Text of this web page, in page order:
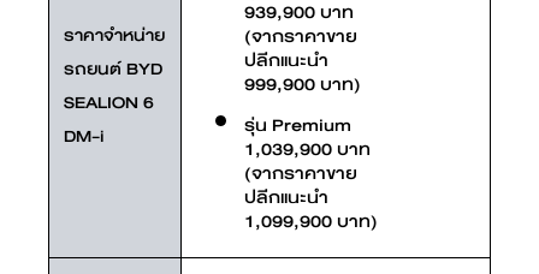
ราคาจำหน่าย
รถยนต์ BYD
SEALION 6
DM-i
939,900 บาท
(จากราคาขาย
ปลีกแนะนำ
999,900 บาท)
รุ่น Premium
1,039,900 บาท
(จากราคาขาย
ปลีกแนะนำ
1,099,900 บาท)